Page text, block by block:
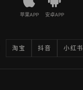
苹果APP 安卓APP
淘宝 抖音 小红书